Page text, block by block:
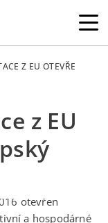
Z EU OTEVŘE
z EU
otevřen
a hospodárné